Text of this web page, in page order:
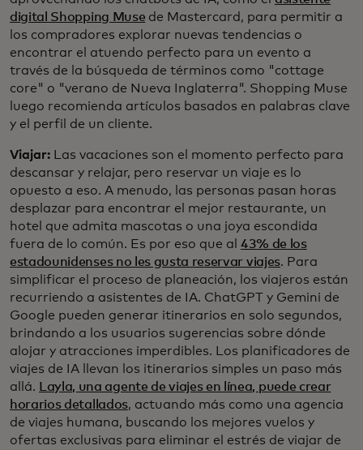
digital Shopping Muse de Mastercard, para permitir a
los compradores explorar nuevas tendencias o
encontrar el atuendo perfecto para un evento a
través de la búsqueda de términos como "cottage
core" o "verano de Nueva Inglaterra". Shopping Muse
luego recomienda artículos basados en palabras clave
y el perfil de un cliente.
Viajar: Las vacaciones son el momento perfecto para
descansar y relajar, pero reservar un viaje es lo
opuesto a eso. A menudo, las personas pasan horas
desplazar para encontrar el mejor restaurante, un
hotel que admita mascotas o una joya escondida
fuera de lo común. Es por eso que al 43% de los
estadounidenses no les gusta reservar viajes. Para
simplificar el proceso de planeación, los viajeros están
recurriendo a asistentes de IA. ChatGPT y Gemini de
Google pueden generar itinerarios en solo segundos,
brindando a los usuarios sugerencias sobre dónde
alojar y atracciones imperdibles. Los planificadores de
viajes de IA llevan los itinerarios simples un paso más
allá. Layla, una agente de viajes en línea, puede crear
horarios detallados, actuando más como una agencia
de viajes humana, buscando los mejores vuelos y
ofertas exclusivas para eliminar el estrés de viajar de